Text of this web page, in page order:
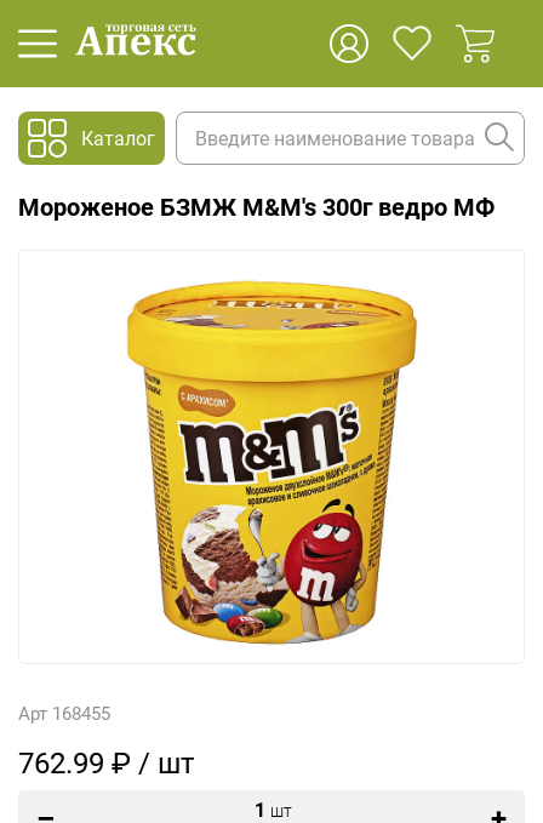
Каталог
Мороженое БЗМЖ M&M's 300г ведро МФ
Арт 168455
762.99 ₽ / шт
1 шт